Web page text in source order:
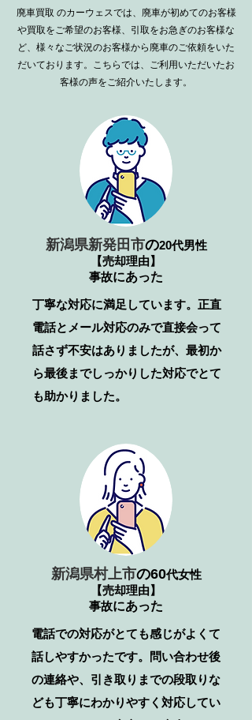
廃車買取 のカーウェスでは、廃車が初めてのお客様
や買取をご希望のお客様、引取をお急ぎのお客様な
ど、様々なご状況のお客様から廃車のご依頼をいた
だいております。こちらでは、ご利用いただいたお
客様の声をご紹介いたします。
新潟県新発田市の20代男性
【売却理由】
事故​にあった
丁寧な対応に満足しています。正直
電話とメール対応のみで直接会って
話さず不安はありましたが、最初か
ら最後までしっかりした対応でとて
も助かりました。
新潟県村上市の60代女性
【売却理由】
事故​にあった
電話での対応がとても感じがよくて
話しやすかったです。問い合わせ後
の連絡や、引き取りまでの段取りな
ども丁寧にわかりやすく対応してい